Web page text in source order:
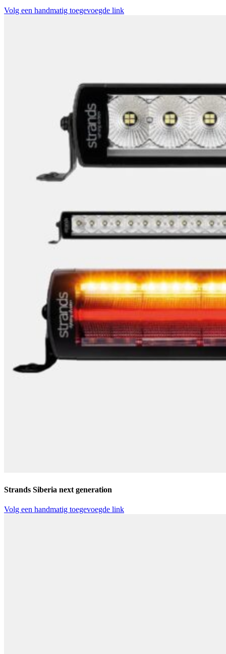
Volg een handmatig toegevoegde link
Strands Siberia next generation
Volg een handmatig toegevoegde link